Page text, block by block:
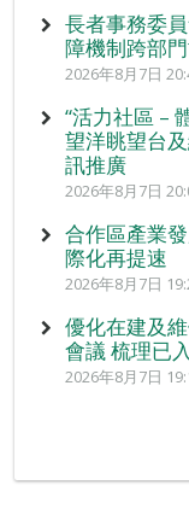
長者事務委
障機制跨部
2026年8月7日
“活力社區 –
望洋眺望台
訊推廣
2026年8月7日
合作區產業
際化再提速
2026年8月7日
優化在建及
會議 梳理已
2026年8月7日